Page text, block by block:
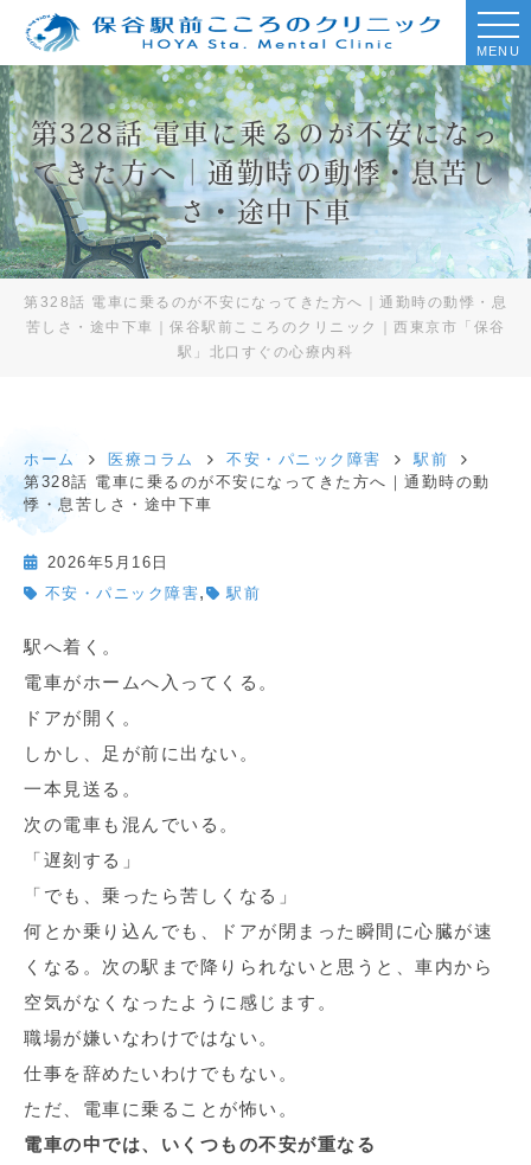
MENU
第328話 電車に乗るのが不安になっ
てきた方へ｜通勤時の動悸・息苦し
さ・途中下車
第328話 電車に乗るのが不安になってきた方へ｜通勤時の動悸・息
苦しさ・途中下車｜保谷駅前こころのクリニック｜西東京市「保谷
駅」北口すぐの心療内科
ホーム 医療コラム 不安・パニック障害
駅前
第328話 電車に乗るのが不安になってきた方へ｜通勤時の動
悸・息苦しさ・途中下車
2026年5月16日
不安・パニック障害, 駅前
駅へ着く。
電車がホームへ入ってくる。
ドアが開く。
しかし、足が前に出ない。
一本見送る。
次の電車も混んでいる。
「遅刻する」
「でも、乗ったら苦しくなる」
何とか乗り込んでも、ドアが閉まった瞬間に心臓が速
くなる。次の駅まで降りられないと思うと、車内から
空気がなくなったように感じます。
職場が嫌いなわけではない。
仕事を辞めたいわけでもない。
ただ、電車に乗ることが怖い。
電車の中では、いくつもの不安が重なる